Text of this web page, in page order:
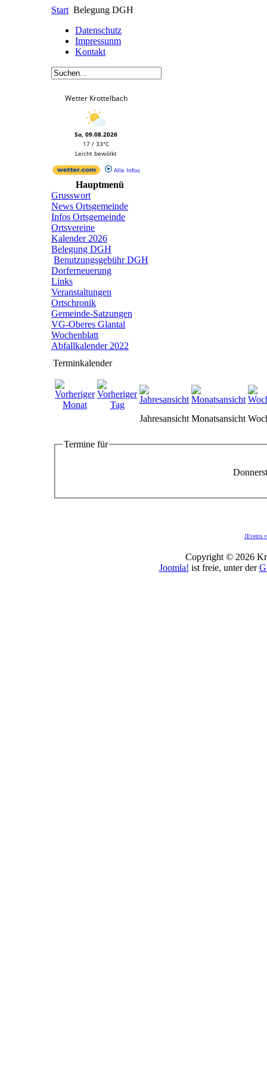
Start Belegung DGH
Datenschutz
Impressunm
Kontakt
Wetter Krottelbach
So, 09.08.2026
17 / 33°C
Leicht bewölkt
Alle Infos
Hauptmenü
Grusswort
News Ortsgemeinde
Infos Ortsgemeinde
Ortsvereine
Kalender 2026
Belegung DGH
Benutzungsgebühr DGH
Dorferneuerung
Links
Veranstaltungen
Ortschronik
Gemeinde-Satzungen
VG-Oberes Glantal
Wochenblatt
Abfallkalender 2022
Terminkalender
Jahresansicht Monatsansicht
Termine für
JEvents
Copyright © 2026
Joomla! ist freie, unter der